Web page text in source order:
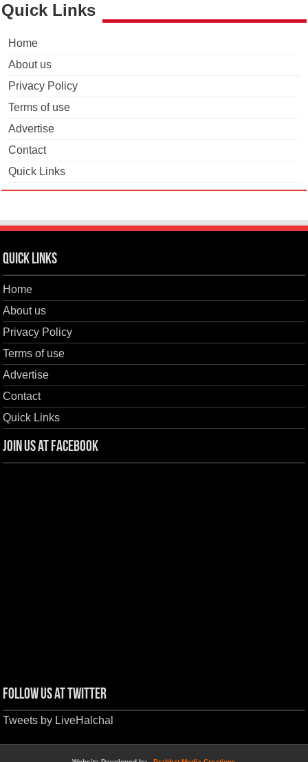
Quick Links
Home
About us
Privacy Policy
Terms of use
Advertise
Contact
Quick Links
Quick Links
Home
About us
Privacy Policy
Terms of use
Advertise
Contact
Quick Links
Join us at Facebook
Follow us at Twitter
Tweets by LiveHalchal